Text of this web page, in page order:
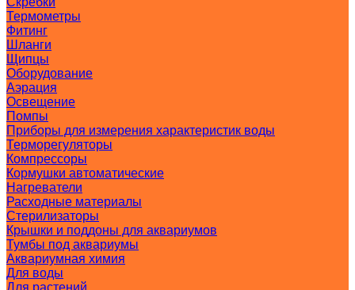
Термометры
Фитинг
Шланги
Щипцы
Оборудование
Аэрация
Освещение
Помпы
Приборы для измерения характеристик воды
Терморегуляторы
Компрессоры
Кормушки автоматические
Нагреватели
Расходные материалы
Стерилизаторы
Крышки и поддоны для аквариумов
Тумбы под аквариумы
Аквариумная химия
Для воды
Для растений